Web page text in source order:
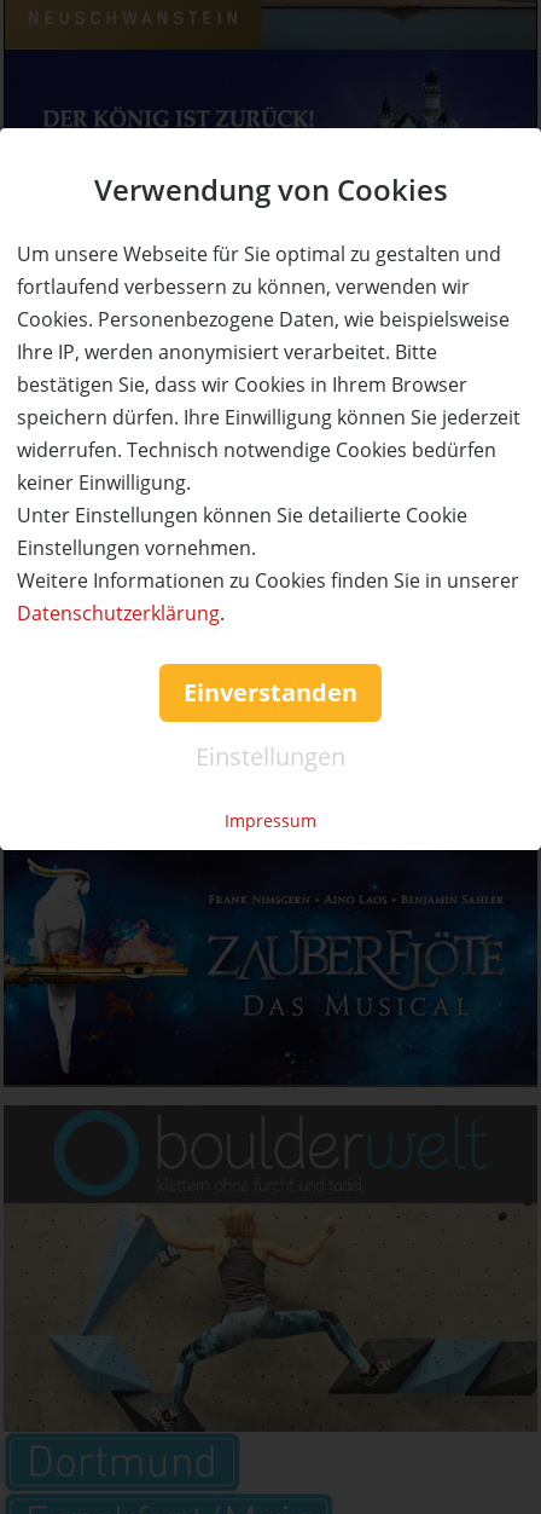
Verwendung von Cookies
Um unsere Webseite für Sie optimal zu gestalten und
fortlaufend verbessern zu können, verwenden wir
Cookies. Personenbezogene Daten, wie beispielsweise
Ihre IP, werden anonymisiert verarbeitet. Bitte
bestätigen Sie, dass wir Cookies in Ihrem Browser
speichern dürfen. Ihre Einwilligung können Sie jederzeit
widerrufen. Technisch notwendige Cookies bedürfen
keiner Einwilligung.
Unter Einstellungen können Sie detailierte Cookie
Einstellungen vornehmen.
Weitere Informationen zu Cookies finden Sie in unserer
Datenschutzerklärung.
Einverstanden
Einstellungen
Impressum